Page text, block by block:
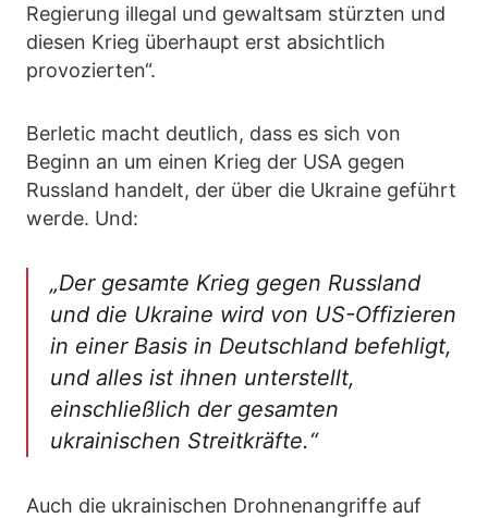
Regierung illegal und gewaltsam stürzten und
diesen Krieg überhaupt erst absichtlich
provozierten“.
Berletic macht deutlich, dass es sich von
Beginn an um einen Krieg der USA gegen
Russland handelt, der über die Ukraine geführt
werde. Und:
„Der gesamte Krieg gegen Russland
und die Ukraine wird von US-Offizieren
in einer Basis in Deutschland befehligt,
und alles ist ihnen unterstellt,
einschließlich der gesamten
ukrainischen Streitkräfte.“
Auch die ukrainischen Drohnenangriffe auf